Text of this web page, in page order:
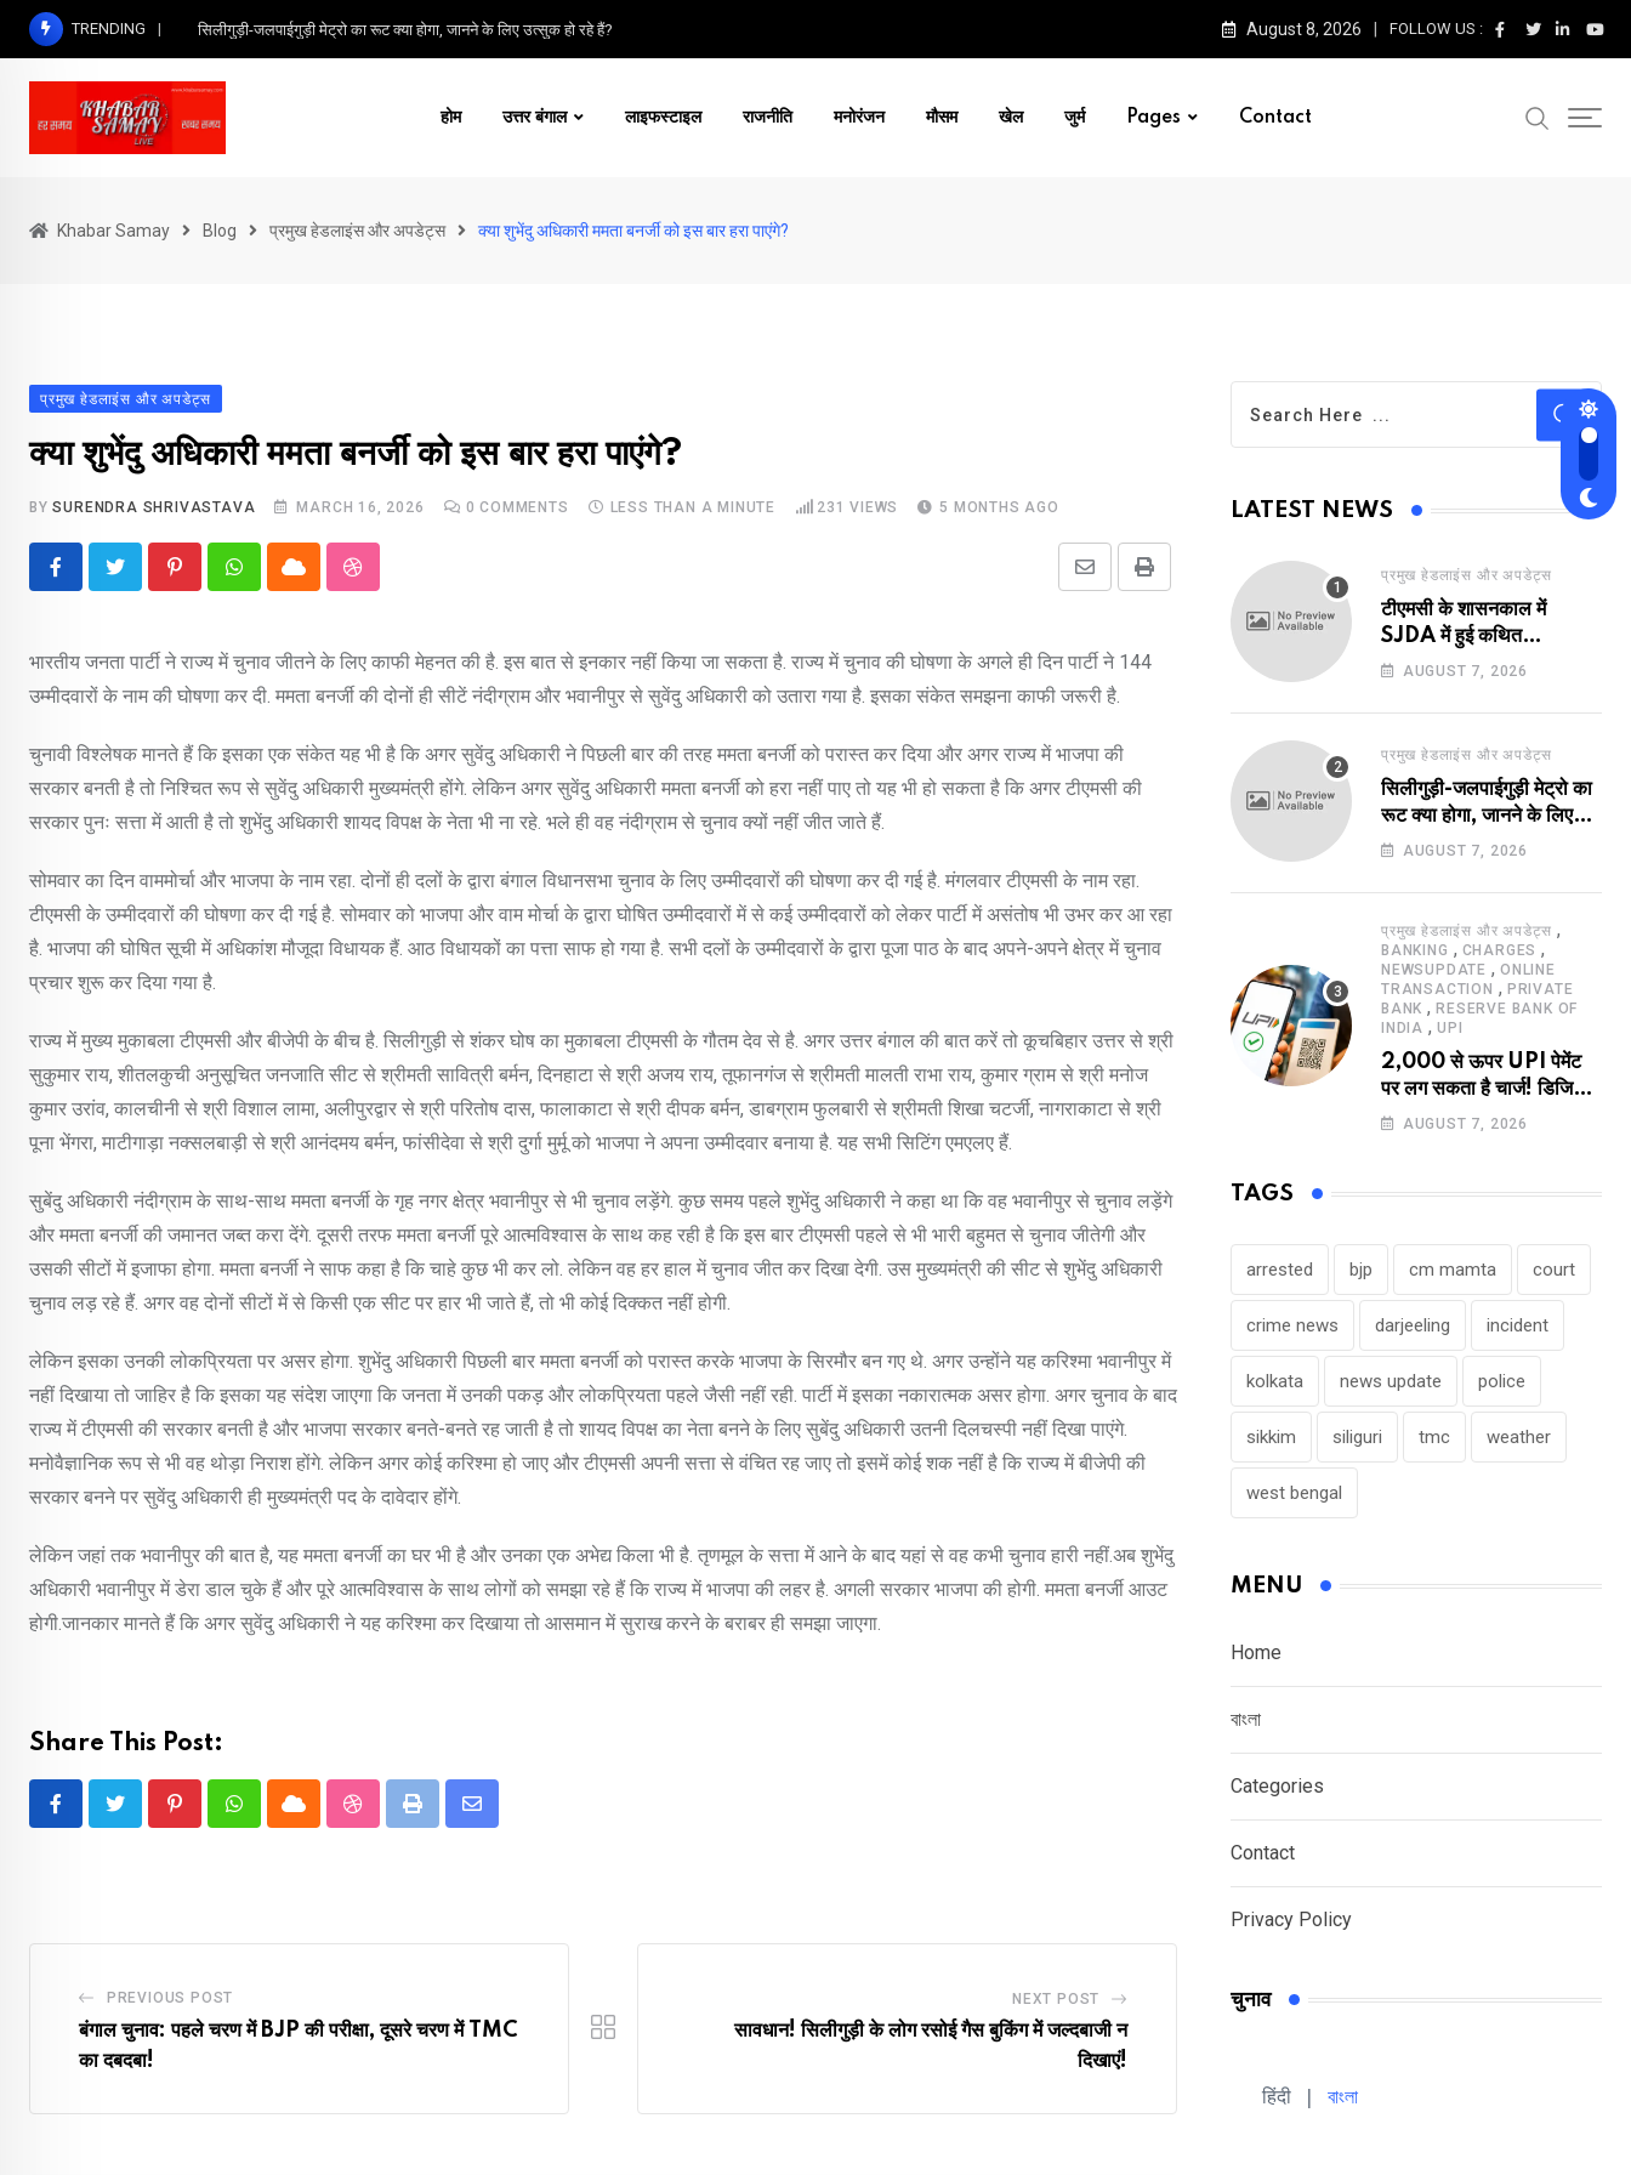
Skip
content
TRENDING सिलीगुड़ी-जलपाईगुड़ी मेट्रो का रूट क्या होगा, जानने के लिए उत्सुक हो रहे हैं? August 8, 2026 FOLLOW US :
होम उत्तर बंगाल लाइफस्टाइल राजनीति मनोरंजन मौसम खेल जुर्म Pages Contact
Khabar Samay Blog प्रमुख हेडलाइंस और अपडेट्स क्या शुभेंदु अधिकारी ममता बनर्जी को इस बार हरा पाएंगे?
प्रमुख हेडलाइंस और अपडेट्स
क्या शुभेंदु अधिकारी ममता बनर्जी को इस बार हरा पाएंगे?
BYSURENDRA SHRIVASTAVA MARCH 16, 2026 0 COMMENTS LESS THAN A MINUTE 231 VIEWS 5 MONTHS AGO
PinterestWhatsappCloud StumbleUpon Print
Share
Email
भारतीय जनता पार्टी ने राज्य में चुनाव जीतने के लिए काफी मेहनत की है. इस बात से इनकार नहीं किया जा सकता है. राज्य में चुनाव की घोषणा के अगले ही दिन पार्टी ने 144
उम्मीदवारों के नाम की घोषणा कर दी. ममता बनर्जी की दोनों ही सीटें नंदीग्राम और भवानीपुर से सुवेंदु अधिकारी को उतारा गया है. इसका संकेत समझना काफी जरूरी है.
चुनावी विश्लेषक मानते हैं कि इसका एक संकेत यह भी है कि अगर सुवेंदु अधिकारी ने पिछली बार की तरह ममता बनर्जी को परास्त कर दिया और अगर राज्य में भाजपा की
सरकार बनती है तो निश्चित रूप से सुवेंदु अधिकारी मुख्यमंत्री होंगे. लेकिन अगर सुवेंदु अधिकारी ममता बनर्जी को हरा नहीं पाए तो यह भी हो सकता है कि अगर टीएमसी की
सरकार पुनः सत्ता में आती है तो शुभेंदु अधिकारी शायद विपक्ष के नेता भी ना रहे. भले ही वह नंदीग्राम से चुनाव क्यों नहीं जीत जाते हैं.
सोमवार का दिन वाममोर्चा और भाजपा के नाम रहा. दोनों ही दलों के द्वारा बंगाल विधानसभा चुनाव के लिए उम्मीदवारों की घोषणा कर दी गई है. मंगलवार टीएमसी के नाम रहा.
टीएमसी के उम्मीदवारों की घोषणा कर दी गई है. सोमवार को भाजपा और वाम मोर्चा के द्वारा घोषित उम्मीदवारों में से कई उम्मीदवारों को लेकर पार्टी में असंतोष भी उभर कर आ रहा
है. भाजपा की घोषित सूची में अधिकांश मौजूदा विधायक हैं. आठ विधायकों का पत्ता साफ हो गया है. सभी दलों के उम्मीदवारों के द्वारा पूजा पाठ के बाद अपने-अपने क्षेत्र में चुनाव
प्रचार शुरू कर दिया गया है.
राज्य में मुख्य मुकाबला टीएमसी और बीजेपी के बीच है. सिलीगुड़ी से शंकर घोष का मुकाबला टीएमसी के गौतम देव से है. अगर उत्तर बंगाल की बात करें तो कूचबिहार उत्तर से श्री
सुकुमार राय, शीतलकुची अनुसूचित जनजाति सीट से श्रीमती सावित्री बर्मन, दिनहाटा से श्री अजय राय, तूफानगंज से श्रीमती मालती राभा राय, कुमार ग्राम से श्री मनोज
कुमार उरांव, कालचीनी से श्री विशाल लामा, अलीपुरद्वार से श्री परितोष दास, फालाकाटा से श्री दीपक बर्मन, डाबग्राम फुलबारी से श्रीमती शिखा चटर्जी, नागराकाटा से श्री
पूना भेंगरा, माटीगाड़ा नक्सलबाड़ी से श्री आनंदमय बर्मन, फांसीदेवा से श्री दुर्गा मुर्मू को भाजपा ने अपना उम्मीदवार बनाया है. यह सभी सिटिंग एमएलए हैं.
सुबेंदु अधिकारी नंदीग्राम के साथ-साथ ममता बनर्जी के गृह नगर क्षेत्र भवानीपुर से भी चुनाव लड़ेंगे. कुछ समय पहले शुभेंदु अधिकारी ने कहा था कि वह भवानीपुर से चुनाव लड़ेंगे
और ममता बनर्जी की जमानत जब्त करा देंगे. दूसरी तरफ ममता बनर्जी पूरे आत्मविश्वास के साथ कह रही है कि इस बार टीएमसी पहले से भी भारी बहुमत से चुनाव जीतेगी और
उसकी सीटों में इजाफा होगा. ममता बनर्जी ने साफ कहा है कि चाहे कुछ भी कर लो. लेकिन वह हर हाल में चुनाव जीत कर दिखा देगी. उस मुख्यमंत्री की सीट से शुभेंदु अधिकारी
चुनाव लड़ रहे हैं. अगर वह दोनों सीटों में से किसी एक सीट पर हार भी जाते हैं, तो भी कोई दिक्कत नहीं होगी.
लेकिन इसका उनकी लोकप्रियता पर असर होगा. शुभेंदु अधिकारी पिछली बार ममता बनर्जी को परास्त करके भाजपा के सिरमौर बन गए थे. अगर उन्होंने यह करिश्मा भवानीपुर में
नहीं दिखाया तो जाहिर है कि इसका यह संदेश जाएगा कि जनता में उनकी पकड़ और लोकप्रियता पहले जैसी नहीं रही. पार्टी में इसका नकारात्मक असर होगा. अगर चुनाव के बाद
राज्य में टीएमसी की सरकार बनती है और भाजपा सरकार बनते-बनते रह जाती है तो शायद विपक्ष का नेता बनने के लिए सुबेंदु अधिकारी उतनी दिलचस्पी नहीं दिखा पाएंगे.
मनोवैज्ञानिक रूप से भी वह थोड़ा निराश होंगे. लेकिन अगर कोई करिश्मा हो जाए और टीएमसी अपनी सत्ता से वंचित रह जाए तो इसमें कोई शक नहीं है कि राज्य में बीजेपी की
सरकार बनने पर सुवेंदु अधिकारी ही मुख्यमंत्री पद के दावेदार होंगे.
लेकिन जहां तक भवानीपुर की बात है, यह ममता बनर्जी का घर भी है और उनका एक अभेद्य किला भी है. तृणमूल के सत्ता में आने के बाद यहां से वह कभी चुनाव हारी नहीं.अब शुभेंदु
अधिकारी भवानीपुर में डेरा डाल चुके हैं और पूरे आत्मविश्वास के साथ लोगों को समझा रहे हैं कि राज्य में भाजपा की लहर है. अगली सरकार भाजपा की होगी. ममता बनर्जी आउट
होगी.जानकार मानते हैं कि अगर सुवेंदु अधिकारी ने यह करिश्मा कर दिखाया तो आसमान में सुराख करने के बराबर ही समझा जाएगा.
Share This Post:
PinterestWhatsappCloud StumbleUpon
Print
Share
PREVIOUS POST
बंगाल चुनाव: पहले चरण में BJP की परीक्षा, दूसरे चरण में TMC
का दबदबा!
NEXT POST
सावधान! सिलीगुड़ी के लोग रसोई गैस बुकिंग में जल्दबाजी न
दिखाएं!
LATEST NEWS
प्रमुख हेडलाइंस और अपडेट्स
टीएमसी के शासनकाल में
SJDA में हुई कथित
अनियमितता व भ्रष्टाचार की
नए अवतार में लौटा SJDA!
AUGUST 7, 2026
प्रमुख हेडलाइंस और अपडेट्स
सिलीगुड़ी-जलपाईगुड़ी मेट्रो का
रूट क्या होगा, जानने के लिए
उत्सुक हो रहे हैं?
AUGUST 7, 2026
प्रमुख हेडलाइंस और अपडेट्स ,
BANKING , CHARGES ,
NEWSUPDATE , ONLINE
TRANSACTION , PRIVATE
BANK ,RESERVE BANK OF
INDIA , UPI
2,000 से ऊपर UPI पेमेंट
पर लग सकता है चार्ज! डिजिटल
पेमेंट करने वालों के लिए बड़ा
AUGUST 7, 2026
TAGS
arrested bjp cm mamta court
crime news darjeeling incident
kolkata news update police
sikkim siliguri tmc weather
west bengal
MENU
Home
বাংলা
Categories
Contact
Privacy Policy
चुनाव
हिंदी | বাংলা